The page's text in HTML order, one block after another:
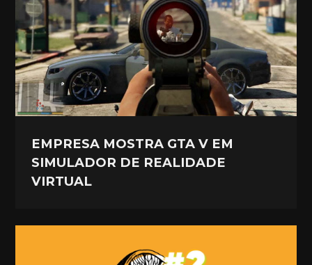
EMPRESA MOSTRA GTA V EM
SIMULADOR DE REALIDADE
VIRTUAL